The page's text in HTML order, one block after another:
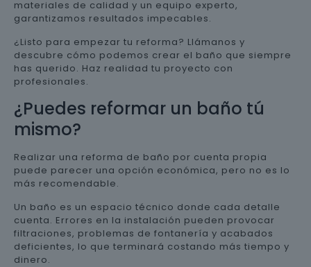
materiales de calidad y un equipo experto,
garantizamos resultados impecables.
¿Listo para empezar tu reforma? Llámanos y
descubre cómo podemos crear el baño que siempre
has querido. Haz realidad tu proyecto con
profesionales.
¿Puedes reformar un baño tú
mismo?
Realizar una reforma de baño por cuenta propia
puede parecer una opción económica, pero no es lo
más recomendable.
Un baño es un espacio técnico donde cada detalle
cuenta. Errores en la instalación pueden provocar
filtraciones, problemas de fontanería y acabados
deficientes, lo que terminará costando más tiempo y
dinero.